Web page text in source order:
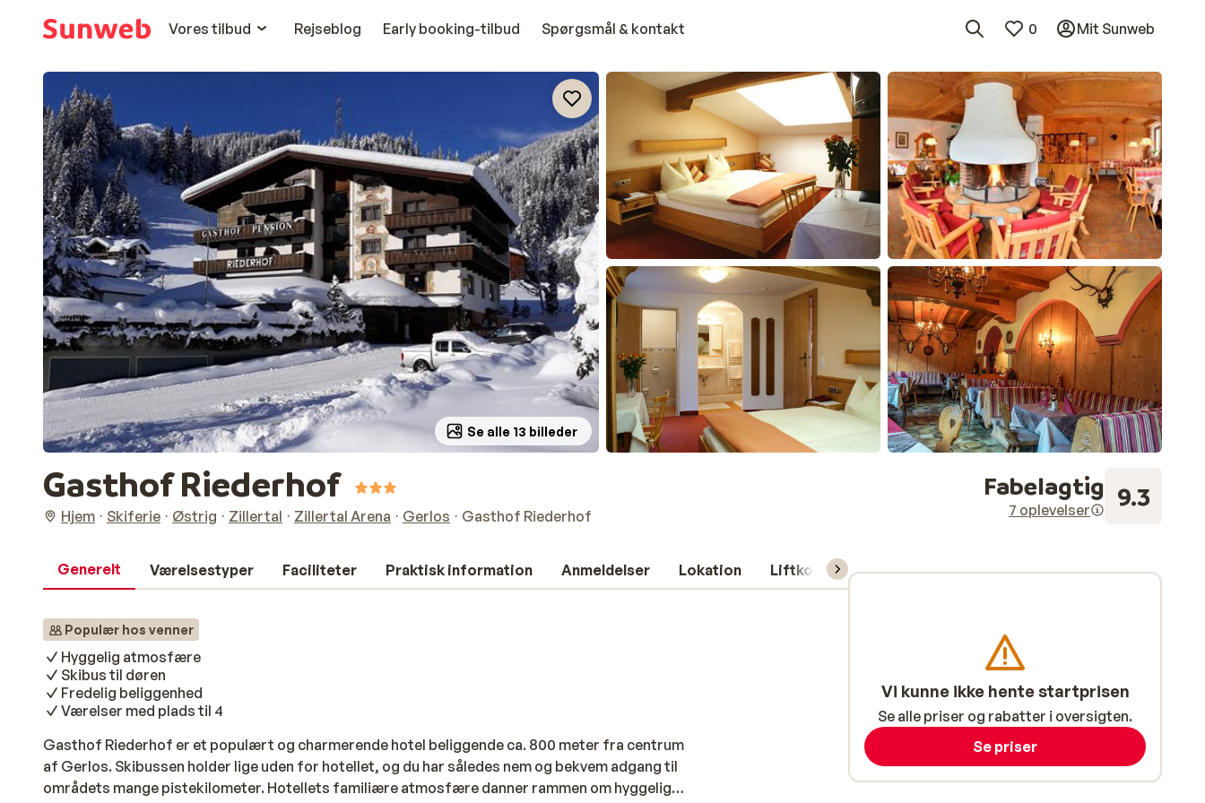
Vores tilbud
Rejseblog Early booking-tilbud Spørgsmål & kontakt 0 Mit Sunweb
Se alle 13 billeder
Gasthof Riederhof
Hjem Skiferie Østrig Zillertal Zillertal Arena Gerlos Gasthof Riederhof
Fabelagtig
7 oplevelser 9.3
Generelt Værelsestyper Faciliteter Praktisk information Anmeldelser Lokation Liftkort/skileje/undervisning
Populær hos venner
Hyggelig atmosfære
Skibus til døren
Fredelig beliggenhed
Værelser med plads til 4
Gasthof Riederhof er et populært og charmerende hotel beliggende ca. 800 meter fra centrum
af Gerlos. Skibussen holder lige uden for hotellet, og du har således nem og bekvem adgang til
områdets mange pistekilometer. Hotellets familiære atmosfære danner rammen om hyggelige
Vi kunne ikke hente startprisen
Se alle priser og rabatter i oversigten.
Se priser